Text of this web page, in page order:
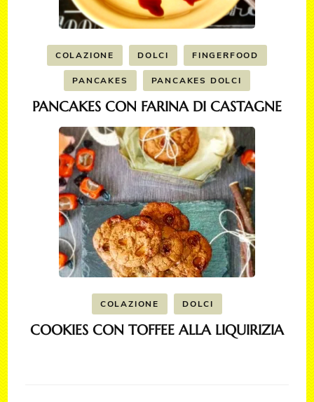
COLAZIONE DOLCI FINGERFOOD
PANCAKES PANCAKES DOLCI
PANCAKES CON FARINA DI CASTAGNE
COLAZIONE DOLCI
COOKIES CON TOFFEE ALLA LIQUIRIZIA